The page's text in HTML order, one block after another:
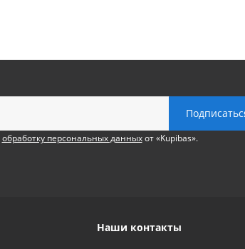
обработку персональных данныхот «Kupibas».
Наши контакты